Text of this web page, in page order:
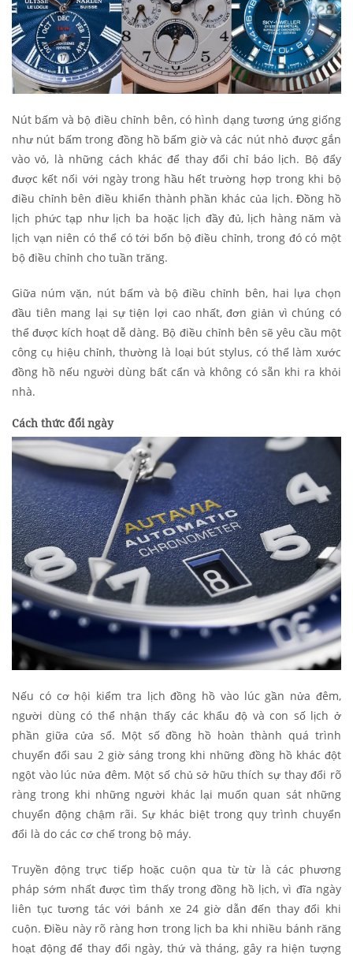
Nút bấm và bộ điều chỉnh bên, có hình dạng tương ứng giống
như nút bấm trong đồng hồ bấm giờ và các nút nhỏ được gắn
vào vỏ, là những cách khác để thay đổi chỉ báo lịch. Bộ đẩy
được kết nối với ngày trong hầu hết trường hợp trong khi bộ
điều chỉnh bên điều khiển thành phần khác của lịch. Đồng hồ
lịch phức tạp như lịch ba hoặc lịch đầy đủ, lịch hàng năm và
lịch vạn niên có thể có tới bốn bộ điều chỉnh, trong đó có một
bộ điều chỉnh cho tuần trăng.
Giữa núm vặn, nút bấm và bộ điều chỉnh bên, hai lựa chọn
đầu tiên mang lại sự tiện lợi cao nhất, đơn giản vì chúng có
thể được kích hoạt dễ dàng. Bộ điều chỉnh bên sẽ yêu cầu một
công cụ hiệu chỉnh, thường là loại bút stylus, có thể làm xước
đồng hồ nếu người dùng bất cẩn và không có sẵn khi ra khỏi
nhà.
Cách thức đổi ngày
Nếu có cơ hội kiểm tra lịch đồng hồ vào lúc gần nửa đêm,
người dùng có thể nhận thấy các khẩu độ và con số lịch ở
phần giữa cửa sổ. Một số đồng hồ hoàn thành quá trình
chuyển đổi sau 2 giờ sáng trong khi những đồng hồ khác đột
ngột vào lúc nửa đêm. Một số chủ sở hữu thích sự thay đổi rõ
ràng trong khi những người khác lại muốn quan sát những
chuyển động chậm rãi. Sự khác biệt trong quy trình chuyển
đổi là do các cơ chế trong bộ máy.
Truyền động trực tiếp hoặc cuộn qua từ từ là các phương
pháp sớm nhất được tìm thấy trong đồng hồ lịch, vì đĩa ngày
liên tục tương tác với bánh xe 24 giờ dẫn đến thay đổi khi
cuộn. Điều này rõ ràng hơn trong lịch ba khi nhiều bánh răng
hoạt động để thay đổi ngày, thứ và tháng, gây ra hiện tượng